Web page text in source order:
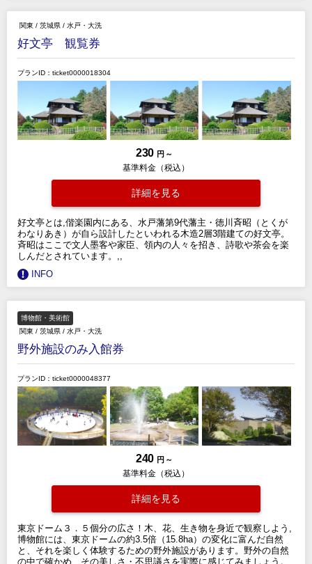
関東 / 茨城県 / 水戸・大洗
好文亭 観覧券
プランID：ticket0000018304
230 円 ～
基準料金（税込）
詳細を見る
好文亭とは,偕楽園内にある、水戸藩第9代藩主・徳川斉昭（とくが
わなりあき）が自ら設計したといわれる木造2層3階建ての好文亭。
斉昭はここで文人墨客や家臣、領内の人々を招き、詩歌や茶会を楽
しんだとされています。,,
INFO
博物館・美術館
関東 / 茨城県 / 水戸・大洗
野外施設のみ入館券
プランID：ticket0000048377
240 円 ～
基準料金（税込）
詳細を見る
東京ドーム３．５個分の広さ！木、花、生き物を身近で観察しよう,
博物館には、東京ドームの約3.5倍（15.8ha）の変化に富んだ自然
と、それを楽しく体験するための野外施設があります。野外の自然
の中で確かめ、その美しさ・不思議さを実際に感じてみましょう。,